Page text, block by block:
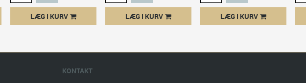
LÆG I KURV LÆG I KURV LÆG I KURV
KONTAKT